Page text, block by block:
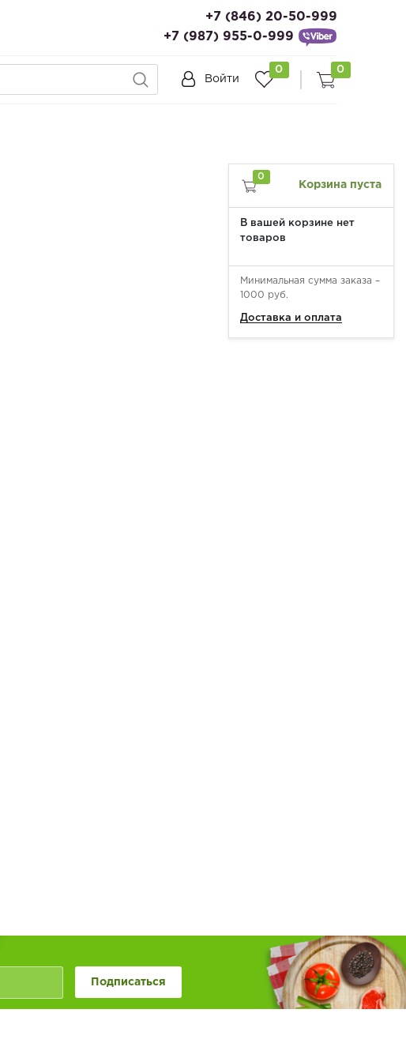
+7 (846) 20-50-999
+7 (987) 955-0-999
Войти
0 0
0
Корзина пуста
В вашей корзине нет
товаров
Минимальная сумма заказа –
1000 руб.
Доставка и оплата
Подписаться